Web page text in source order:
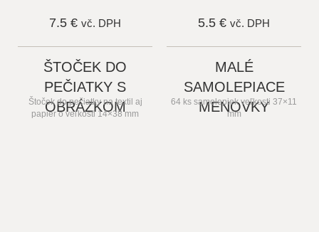
7.5 € vč. DPH 5.5 € vč. DPH
ŠTOČEK DO
PEČIATKY S
OBRÁZKOM
Štoček do pečiatky na textil aj
papier o veľkosti 14×38 mm
MALÉ
SAMOLEPIACE
MENOVKY
64 ks samolepiek veľkosti 37×11
mm